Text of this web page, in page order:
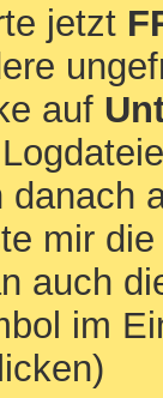
jetzt
auf
danach
mir
auch
im